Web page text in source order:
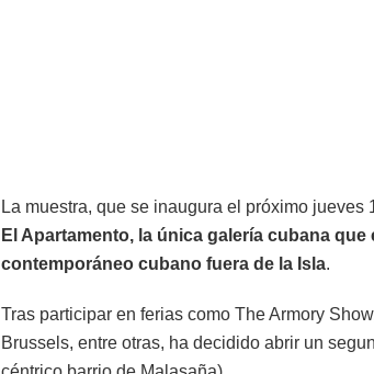
La muestra, que se inaugura el próximo
El Apartamento, la única galería cubana
contemporáneo cubano fuera de la Isla.
Tras participar en ferias como The Armory
Brussels, entre otras, ha decidido abrir un